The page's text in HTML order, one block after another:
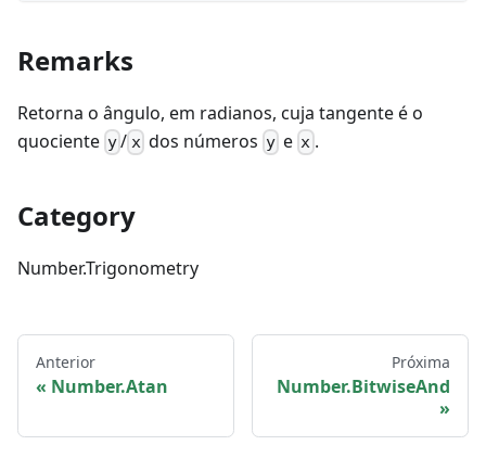
Remarks
Retorna o ângulo, em radianos, cuja tangente é o
quociente y/ xdos números y ex.
Category
Number.Trigonometry
Anterior
Number.Atan
Próxima
Number.BitwiseAnd